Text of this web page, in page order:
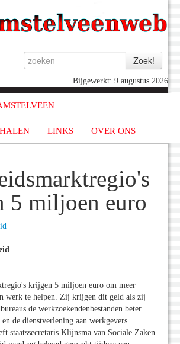
Bijgewerkt: 9 augustus 2026
LINKS OVER ONS
5 miljoen euro
krijgen 5 miljoen euro om meer
werk te helpen. Zij krijgen dit geld als zij
de werkzoekendenbestanden beter
de dienstverlening aan werkgevers
staatssecretaris Klijnsma van Sociale Zaken